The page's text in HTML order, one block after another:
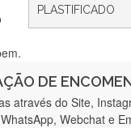
PLASTIFICADO
DE
através do Site,
Webchat e
Freire
encomenda